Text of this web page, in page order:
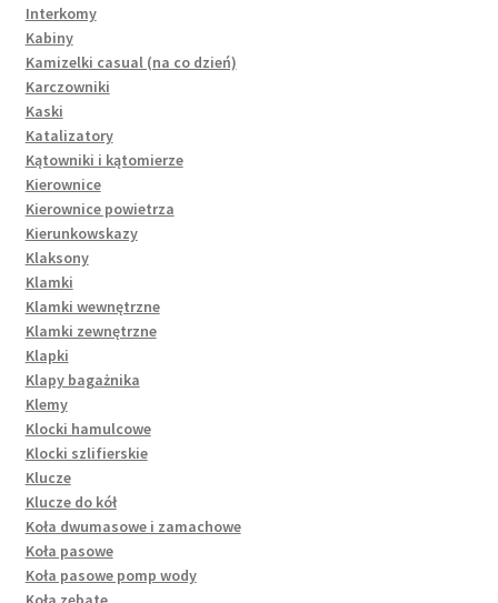
Interkomy
Kabiny
Kamizelki casual (na co dzień)
Karczowniki
Kaski
Katalizatory
Kątowniki i kątomierze
Kierownice
Kierownice powietrza
Kierunkowskazy
Klaksony
Klamki
Klamki wewnętrzne
Klamki zewnętrzne
Klapki
Klapy bagażnika
Klemy
Klocki hamulcowe
Klocki szlifierskie
Klucze
Klucze do kół
Koła dwumasowe i zamachowe
Koła pasowe
Koła pasowe pomp wody